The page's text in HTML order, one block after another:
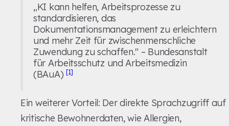
„KI kann helfen, Arbeitsprozesse zu
standardisieren, das
Dokumentationsmanagement zu erleichtern
und mehr Zeit für zwischenmenschliche
Zuwendung zu schaffen." – Bundesanstalt
für Arbeitsschutz und Arbeitsmedizin
(BAuA) [1]
Ein weiterer Vorteil: Der direkte Sprachzugriff auf
kritische Bewohnerdaten, wie Allergien,